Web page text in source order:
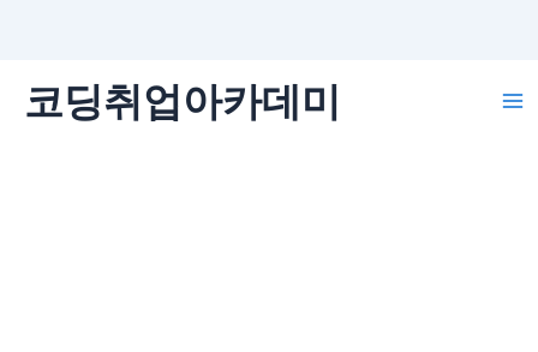
코딩취업아카데미